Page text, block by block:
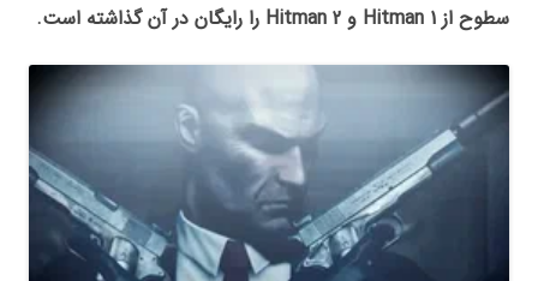
سطوح از Hitman 1 و Hitman 2 را رایگان در آن گذاشته است.